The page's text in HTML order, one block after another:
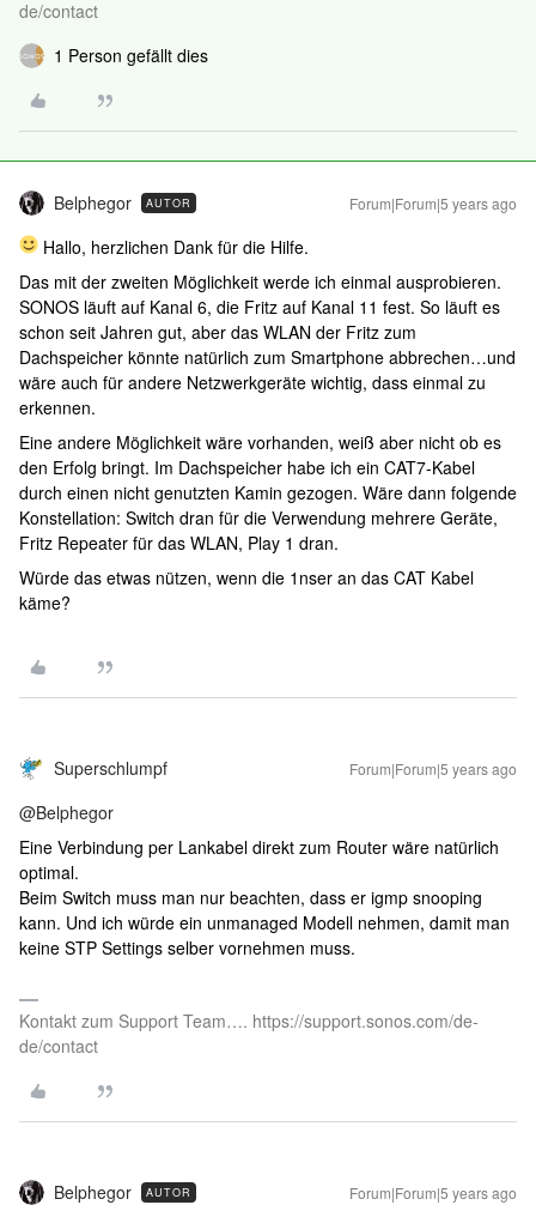
de/contact
1 Person gefällt dies
Belphegor AUTOR Forum|Forum|5 years ago
Hallo, herzlichen Dank für die Hilfe.
Das mit der zweiten Möglichkeit werde ich einmal ausprobieren.
SONOS läuft auf Kanal 6, die Fritz auf Kanal 11 fest. So läuft es
schon seit Jahren gut, aber das WLAN der Fritz zum
Dachspeicher könnte natürlich zum Smartphone abbrechen…und
wäre auch für andere Netzwerkgeräte wichtig, dass einmal zu
erkennen.
Eine andere Möglichkeit wäre vorhanden, weiß aber nicht ob es
den Erfolg bringt. Im Dachspeicher habe ich ein CAT7-Kabel
durch einen nicht genutzten Kamin gezogen. Wäre dann folgende
Konstellation: Switch dran für die Verwendung mehrere Geräte,
Fritz Repeater für das WLAN, Play 1 dran.
Würde das etwas nützen, wenn die 1nser an das CAT Kabel
käme?
Superschlumpf Forum|Forum|5 years ago
@Belphegor
Eine Verbindung per Lankabel direkt zum Router wäre natürlich
optimal.
Beim Switch muss man nur beachten, dass er igmp snooping
kann. Und ich würde ein unmanaged Modell nehmen, damit man
keine STP Settings selber vornehmen muss.
Kontakt zum Support Team…. https://support.sonos.com/de-
de/contact
Belphegor AUTOR Forum|Forum|5 years ago